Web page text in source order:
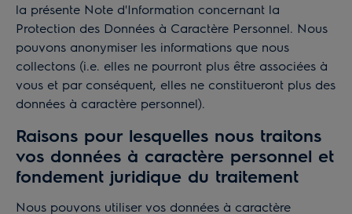
la présente Note d'Information concernant la
Protection des Données à Caractère Personnel. Nous
pouvons anonymiser les informations que nous
collectons (i.e. elles ne pourront plus être associées à
vous et par conséquent, elles ne constitueront plus des
données à caractère personnel).
Raisons pour lesquelles nous traitons
vos données à caractère personnel et
fondement juridique du traitement
Nous pouvons utiliser vos données à caractère